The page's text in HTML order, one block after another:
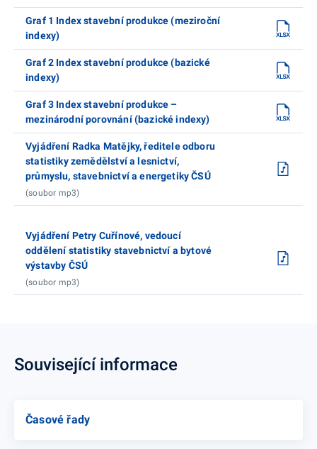
Graf 1 Index stavební produkce (meziroční
indexy)
Graf 2 Index stavební produkce (bazické
indexy)
Graf 3 Index stavební produkce –
mezinárodní porovnání (bazické indexy)
Vyjádření Radka Matějky, ředitele odboru
statistiky zemědělství a lesnictví,
průmyslu, stavebnictví a energetiky ČSÚ
(soubor mp3)
Vyjádření Petry Cuřínové, vedoucí
oddělení statistiky stavebnictví a bytové
výstavby ČSÚ
(soubor mp3)
Související informace
Časové řady